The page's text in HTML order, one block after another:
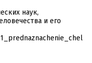
наук,
и его